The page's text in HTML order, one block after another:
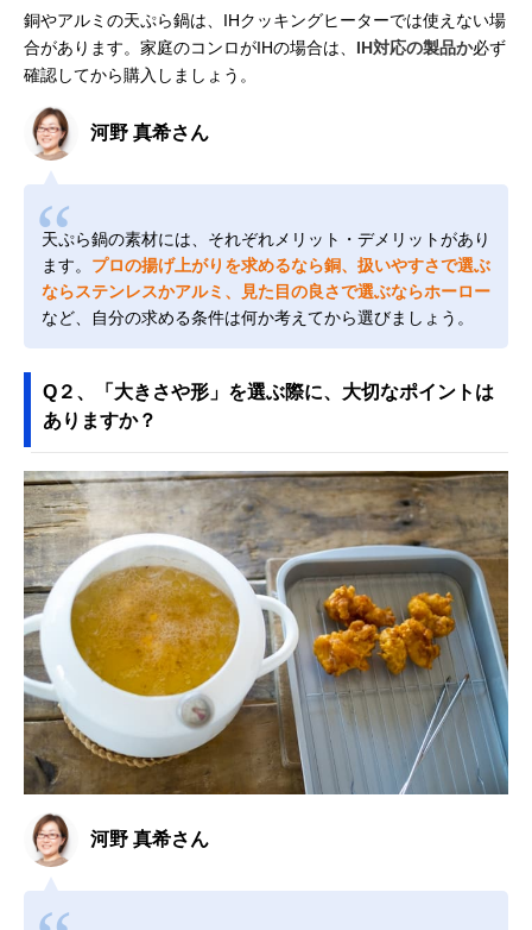
銅やアルミの天ぷら鍋は、IHクッキングヒーターでは使えない場
合があります。家庭のコンロがIHの場合は、 IH対応の製品か必ず
確認してから購入しましょう。
河野 真希さん
天ぷら鍋の素材には、それぞれメリット・デメリットがあり
ます。 プロの揚げ上がりを求めるなら銅、扱いやすさで選ぶ
ならステンレスかアルミ、見た目の良さで選ぶならホーロー
など、自分の求める条件は何か考えてから選びましょう。
Q２、「大きさや形」を選ぶ際に、大切なポイントは
ありますか？
河野 真希さん